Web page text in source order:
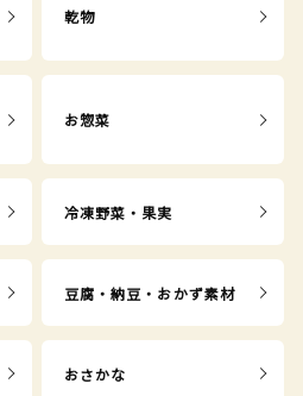
乾物
お惣菜
冷凍野菜・果実
豆腐・納豆・おかず素材
おさかな